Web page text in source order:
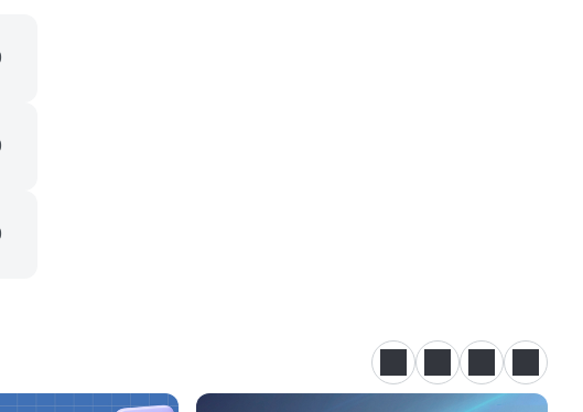
정지 이전 다음 카드뉴